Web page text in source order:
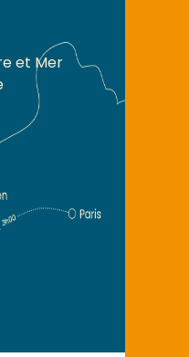
et Mer